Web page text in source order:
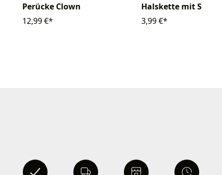
Perücke Clown
12,99 €*
Halskette mit
3,99 €*